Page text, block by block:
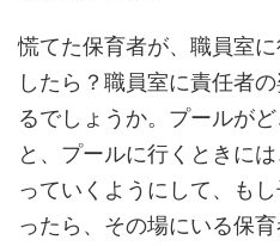
慌てた保育者が、職員室
したら？職員室に責任者
るでしょうか。プールが
と、プールに行くときに
っていくようにして、も
ったら、その場にいる保